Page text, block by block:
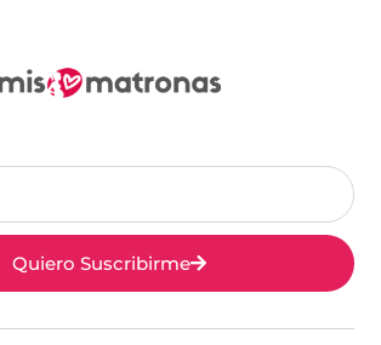
Quiero Suscribirme